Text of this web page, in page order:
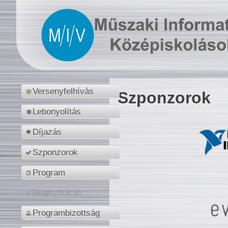
Versenyfelhívás
Lebonyolítás
Díjazás
Szponzorok
Program
Regisztráció
Programbizottság
Szponzorok